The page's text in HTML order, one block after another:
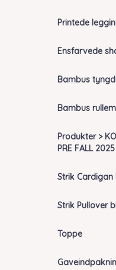
Printede
Ensfarvede
Bambus
Bambus
Produkter >
PRE FALL 2025
Strik Cardigan
Strik Pullover
Toppe